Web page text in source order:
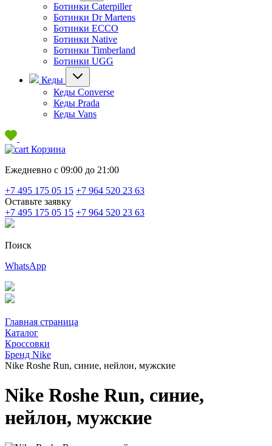
Ботинки Caterpiller
Ботинки Dr Martens
Ботинки ECCO
Ботинки Native
Ботинки Timberland
Ботинки UGG
Кеды
Кеды Converse
Кеды Prada
Кеды Vans
Корзина
Ежедневно с 09:00 до 21:00
+7 495 175 05 15 +7 964 520 23 63
Оставьте заявку
+7 495 175 05 15 +7 964 520 23 63
Поиск
WhatsApp
Главная страница
Каталог
Кроссовки
Бренд Nike
Nike Roshe Run, синие, нейлон, мужские
Nike Roshe Run, синие,
нейлон, мужские